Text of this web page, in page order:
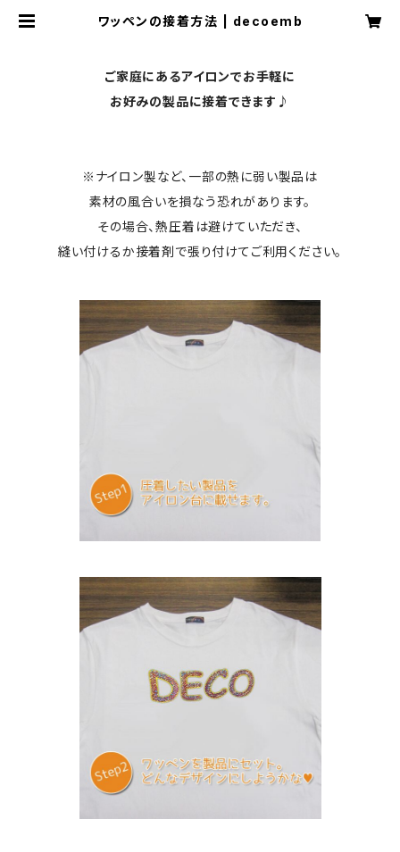
ワッペンの接着方法 | decoemb
ご家庭にあるアイロンでお手軽に
お好みの製品に接着できます♪
※ナイロン製など、一部の熱に弱い製品は
素材の風合いを損なう恐れがあります。
その場合、熱圧着は避けていただき、
縫い付けるか接着剤で張り付けてご利用ください。